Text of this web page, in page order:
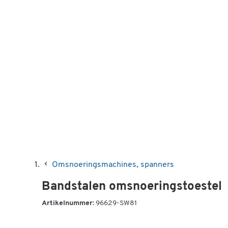
Omsnoeringsmachines, spanners
Bandstalen omsnoeringstoestel
Artikelnummer: 96629-SW81